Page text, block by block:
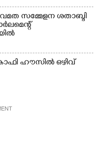
സമ്മേളന ശതാബ്ദി
ഹൗസിൽ ഒഴിവ്